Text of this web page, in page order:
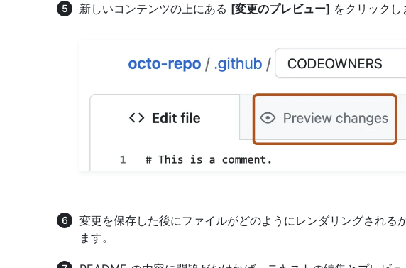
新しいコンテンツの上にある [変更のプレビュー] をクリックし
変更を保存した後にファイルがどのようにレンダリングされる
ます。